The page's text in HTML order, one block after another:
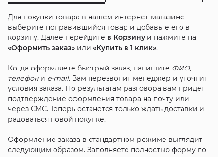
Для покупки товара в нашем интернет-магазине
выберите понравившийся товар и добавьте его в
корзину. Далее перейдите в Корзинуи нажмите на
«Оформить заказ»или «Купить в 1 клик».
Когда оформляете быстрый заказ, напишите ФИО,
телефони e-mail. Вам перезвонит менеджер и уточнит
условия заказа. По результатам разговора вам придет
подтверждение оформления товара на почту или
через СМС. Теперь останется только ждать доставки и
радоваться новой покупке.
Оформление заказа в стандартном режиме выглядит
следующим образом. Заполняете полностью форму по